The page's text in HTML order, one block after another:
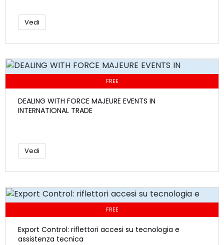
Vedi
FREE
DEALING WITH FORCE MAJEURE EVENTS IN
INTERNATIONAL TRADE
Vedi
FREE
Export Control: riflettori accesi su tecnologia e
assistenza tecnica